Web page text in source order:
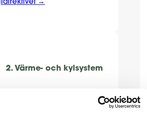
2. Värme- och kylsystem